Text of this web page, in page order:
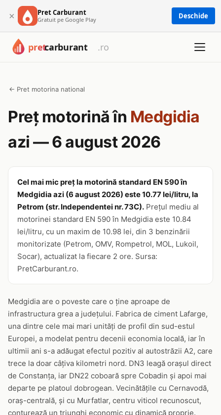
× Pret Carburant
Gratuit pe Google Play Deschide
← Pret motorina national
Preț motorină în Medgidia
azi — 6 august 2026
Cel mai mic preț la motorină standard EN 590 în
Medgidia azi (6 august 2026) este 10.77 lei/litru, la
Petrom (str. Independentei nr. 73C). Prețul mediu al
motorinei standard EN 590 în Medgidia este 10.84
lei/litru, cu un maxim de 10.98 lei, din 3 benzinării
monitorizate (Petrom, OMV, Rompetrol, MOL, Lukoil,
Socar), actualizat la fiecare 2 ore. Sursa:
PretCarburant.ro.
Medgidia are o poveste care o ține aproape de
infrastructura grea a județului. Fabrica de ciment Lafarge,
una dintre cele mai mari unități de profil din sud-estul
Europei, a modelat pentru decenii economia locală, iar în
ultimii ani s-a adăugat efectul pozitiv al autostrăzii A2, care
trece la doar câțiva kilometri nord. DN3 leagă orașul direct
de Constanța, iar DN22 coboară spre Cobadin și apoi mai
departe pe platoul dobrogean. Vecinătățile cu Cernavodă,
oraș-centrală, și cu Murfatlar, centru viticol recunoscut,
conturează un triunghi economic cu dinamică proprie.